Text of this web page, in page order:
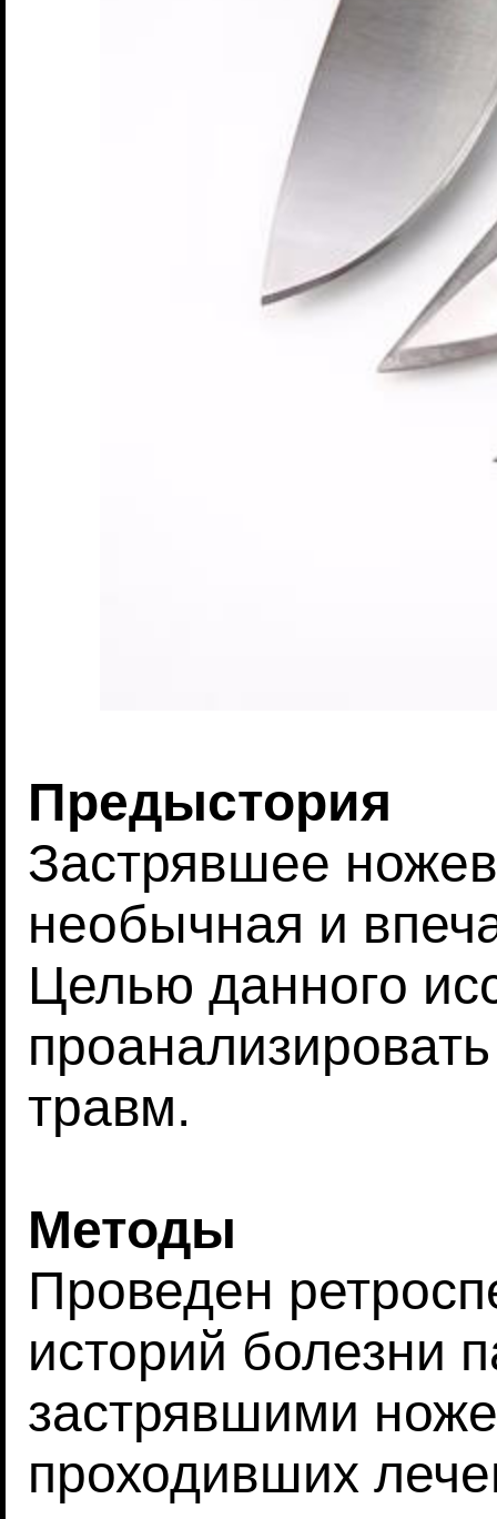
Предыстория
Застрявшее
необычная и
Целью данного
травм.
Методы
Проведен
историй болезни
застрявшими
проходивших